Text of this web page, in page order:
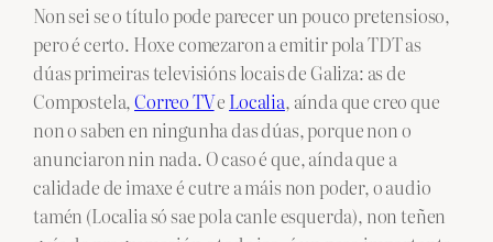
Non sei se o título pode parecer un pouco pretensioso,
pero é certo. Hoxe comezaron a emitir pola TDT as
dúas primeiras televisións locais de Galiza: as de
Compostela,Correo TVe Localia, aínda que creo que
non o saben en ningunha das dúas, porque non o
anunciaron nin nada. O caso é que, aínda que a
calidade de imaxe é cutre a máis non poder, o audio
tamén (Localia só sae pola canle esquerda), non teñen